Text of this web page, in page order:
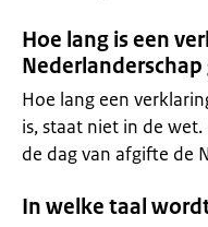
Hoe lang is een
Nederlanderschap
Hoe lang een
is, staat niet in de
de dag van afgifte de
In welke taal